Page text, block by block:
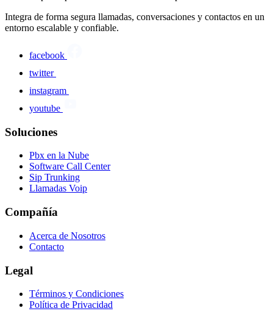
Integra de forma segura llamadas, conversaciones y contactos en un
entorno escalable y confiable.
facebook
twitter
instagram
youtube
Soluciones
Pbx en la Nube
Software Call Center
Sip Trunking
Llamadas Voip
Compañía
Acerca de Nosotros
Contacto
Legal
Términos y Condiciones
Política de Privacidad